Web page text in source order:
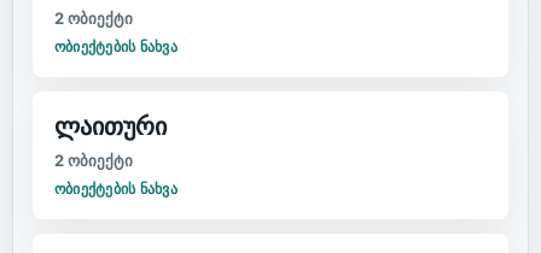
2ობიექტი
ᲝᲑᲘᲔᲥᲢᲔᲑᲘᲡ ᲜᲐᲮᲕᲐ
ლაითური
2ობიექტი
ᲝᲑᲘᲔᲥᲢᲔᲑᲘᲡ ᲜᲐᲮᲕᲐ